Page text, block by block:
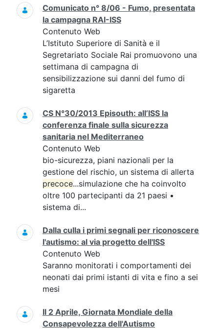
Comunicato n° 8/06 - Fumo, presentata
la campagna RAI-ISS
Contenuto Web
L’Istituto Superiore di Sanità e il
Segretariato Sociale Rai promuovono una
settimana di campagna di
sensibilizzazione sui danni del fumo di
sigaretta
CS N°30/2013 Episouth: all’ISS la
conferenza finale sulla sicurezza
sanitaria nel Mediterraneo
Contenuto Web
bio-sicurezza, piani nazionali per la
gestione del rischio, un sistema di allerta
precoce...simulazione che ha coinvolto
oltre 100 partecipanti da 21 paesi •
sistema di...
Dalla culla i primi segnali per riconoscere
l'autismo: al via progetto dell'ISS
Contenuto Web
Saranno monitorati i comportamenti dei
neonati dai primi istanti di vita e fino a sei
mesi
Il 2 Aprile, Giornata Mondiale della
Consapevolezza dell'Autismo